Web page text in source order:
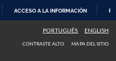
CONTENIDO
ACCESO A LA INFORMACIÓN
PORTUGUÊS ENGLISH
CONTRASTE ALTO MAPA DEL SITIO